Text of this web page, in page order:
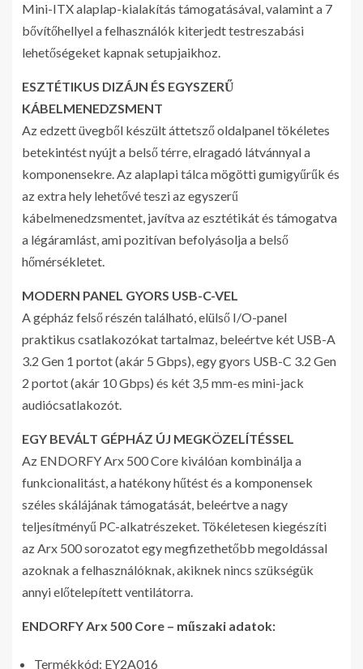
Mini-ITX alaplap-kialakítás támogatásával, valamint a 7
bővítőhellyel a felhasználók kiterjedt testreszabási
lehetőségeket kapnak setupjaikhoz.
ESZTÉTIKUS DIZÁJN ÉS EGYSZERŰ
KÁBELMENEDZSMENT
Az edzett üvegből készült áttetsző oldalpanel tökéletes
betekintést nyújt a belső térre, elragadó látvánnyal a
komponensekre. Az alaplapi tálca mögötti gumigyűrűk és
az extra hely lehetővé teszi az egyszerű
kábelmenedzsmentet, javítva az esztétikát és támogatva
a légáramlást, ami pozitívan befolyásolja a belső
hőmérsékletet.
MODERN PANEL GYORS USB-C-VEL
A gépház felső részén található, elülső I/O-panel
praktikus csatlakozókat tartalmaz, beleértve két USB-A
3.2 Gen 1 portot (akár 5 Gbps), egy gyors USB-C 3.2 Gen
2 portot (akár 10 Gbps) és két 3,5 mm-es mini-jack
audiócsatlakozót.
EGY BEVÁLT GÉPHÁZ ÚJ MEGKÖZELÍTÉSSEL
Az ENDORFY Arx 500 Core kiválóan kombinálja a
funkcionalitást, a hatékony hűtést és a komponensek
széles skálájának támogatását, beleértve a nagy
teljesítményű PC-alkatrészeket. Tökéletesen kiegészíti
az Arx 500 sorozatot egy megfizethetőbb megoldással
azoknak a felhasználóknak, akiknek nincs szükségük
annyi előtelepített ventilátorra.
ENDORFY Arx 500 Core – műszaki adatok:
Termékkód: EY2A016